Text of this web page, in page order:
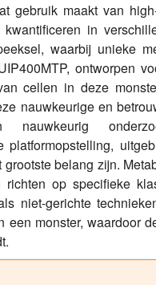
gebruik maakt van
in
waarbij unieke
ontworpen
cellen in deze
nauwkeurige en
platformopstelling,
belang zijn.
op specifieke
niet-gerichte
monster, waardoor